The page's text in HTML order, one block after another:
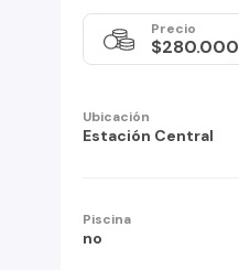
Precio
$280.000
Ubicación
Estación Central
Piscina
no